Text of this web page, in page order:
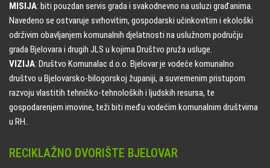
MISIJA: biti pouzdan servis grada i svakodnevno na usluzi građanima.
Navedeno se ostvaruje svrhovitim, gospodarski učinkovitim i ekološki
održivim obavljanjem komunalnih djelatnosti na uslužnom području
grada Bjelovara i drugih JLS u kojima Društvo pruža usluge.
VIZIJA: Društvo Komunalac d.o.o. Bjelovar je vodeće komunalno
društvo u Bjelovarsko-bilogorskoj županiji, a suvremenim pristupom
razvoju vlastitih tehničko-tehnoloških i ljudskih resursa, te
gospodarenjem imovine, teži biti među vodećim komunalnim društvima
u RH..
RECIKLAŽNO DVORIŠTE BJELOVAR